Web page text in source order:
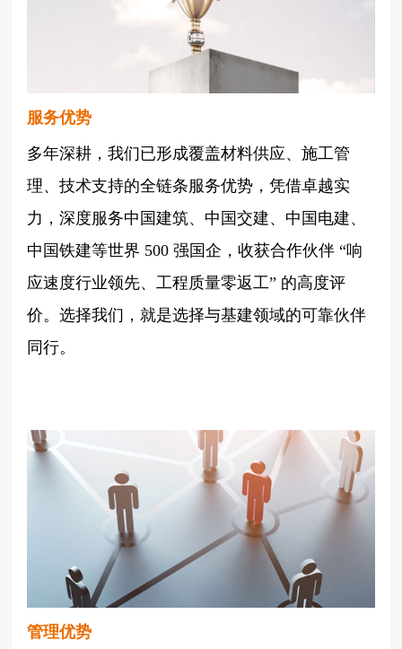
服务优势
多年深耕，我们已形成覆盖材料供应、施工管
理、技术支持的全链条服务优势，凭借卓越实
力，深度服务中国建筑、中国交建、中国电建、
中国铁建等世界 500 强国企，收获合作伙伴 “响
应速度行业领先、工程质量零返工” 的高度评
价。选择我们，就是选择与基建领域的可靠伙伴
同行。
管理优势